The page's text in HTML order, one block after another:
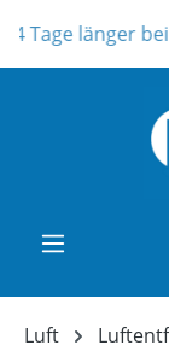
Zum länger bei
Luft